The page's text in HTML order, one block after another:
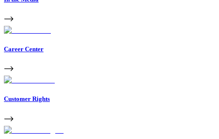
Career Center
Customer Rights